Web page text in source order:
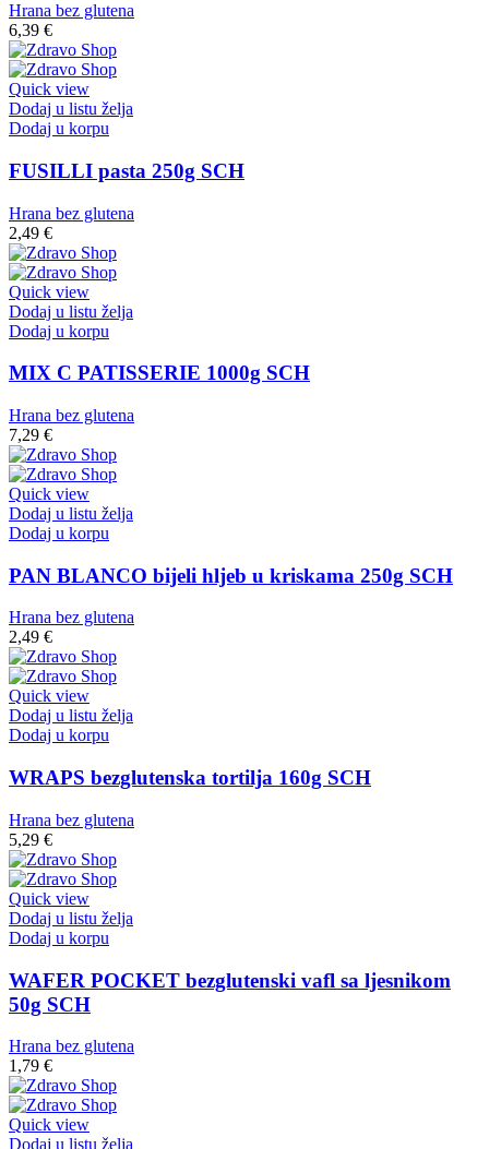
Hrana bez glutena
6,39 €
Quick view
Dodaj u listu želja
Dodaj u korpu
FUSILLI pasta 250g SCH
Hrana bez glutena
2,49 €
Quick view
Dodaj u listu želja
Dodaj u korpu
MIX C PATISSERIE 1000g SCH
Hrana bez glutena
7,29 €
Quick view
Dodaj u listu želja
Dodaj u korpu
PAN BLANCO bijeli hljeb u kriskama 250g SCH
Hrana bez glutena
2,49 €
Quick view
Dodaj u listu želja
Dodaj u korpu
WRAPS bezglutenska tortilja 160g SCH
Hrana bez glutena
5,29 €
Quick view
Dodaj u listu želja
Dodaj u korpu
WAFER POCKET bezglutenski vafl sa ljesnikom
50g SCH
Hrana bez glutena
1,79 €
Quick view
Dodaj u listu želja